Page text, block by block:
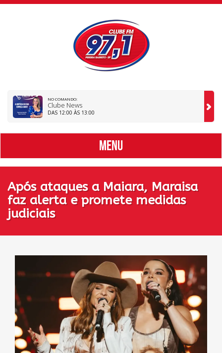
NO COMANDO:
Clube News
DAS 12:00 ÀS 13:00
MENU
Após ataques a Maiara, Maraisa
faz alerta e promete medidas
judiciais